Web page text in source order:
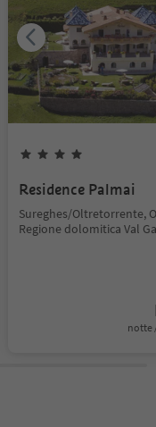
Residence Palmai
Sureghes/Oltretorrente,
Regione dolomitica Val
notte